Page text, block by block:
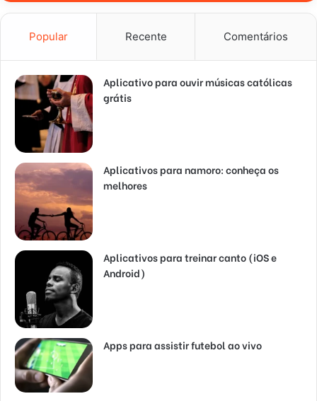
Popular Recente Comentários
Aplicativo para ouvir músicas católicas
grátis
Aplicativos para namoro: conheça os
melhores
Aplicativos para treinar canto (iOS e
Android)
Apps para assistir futebol ao vivo